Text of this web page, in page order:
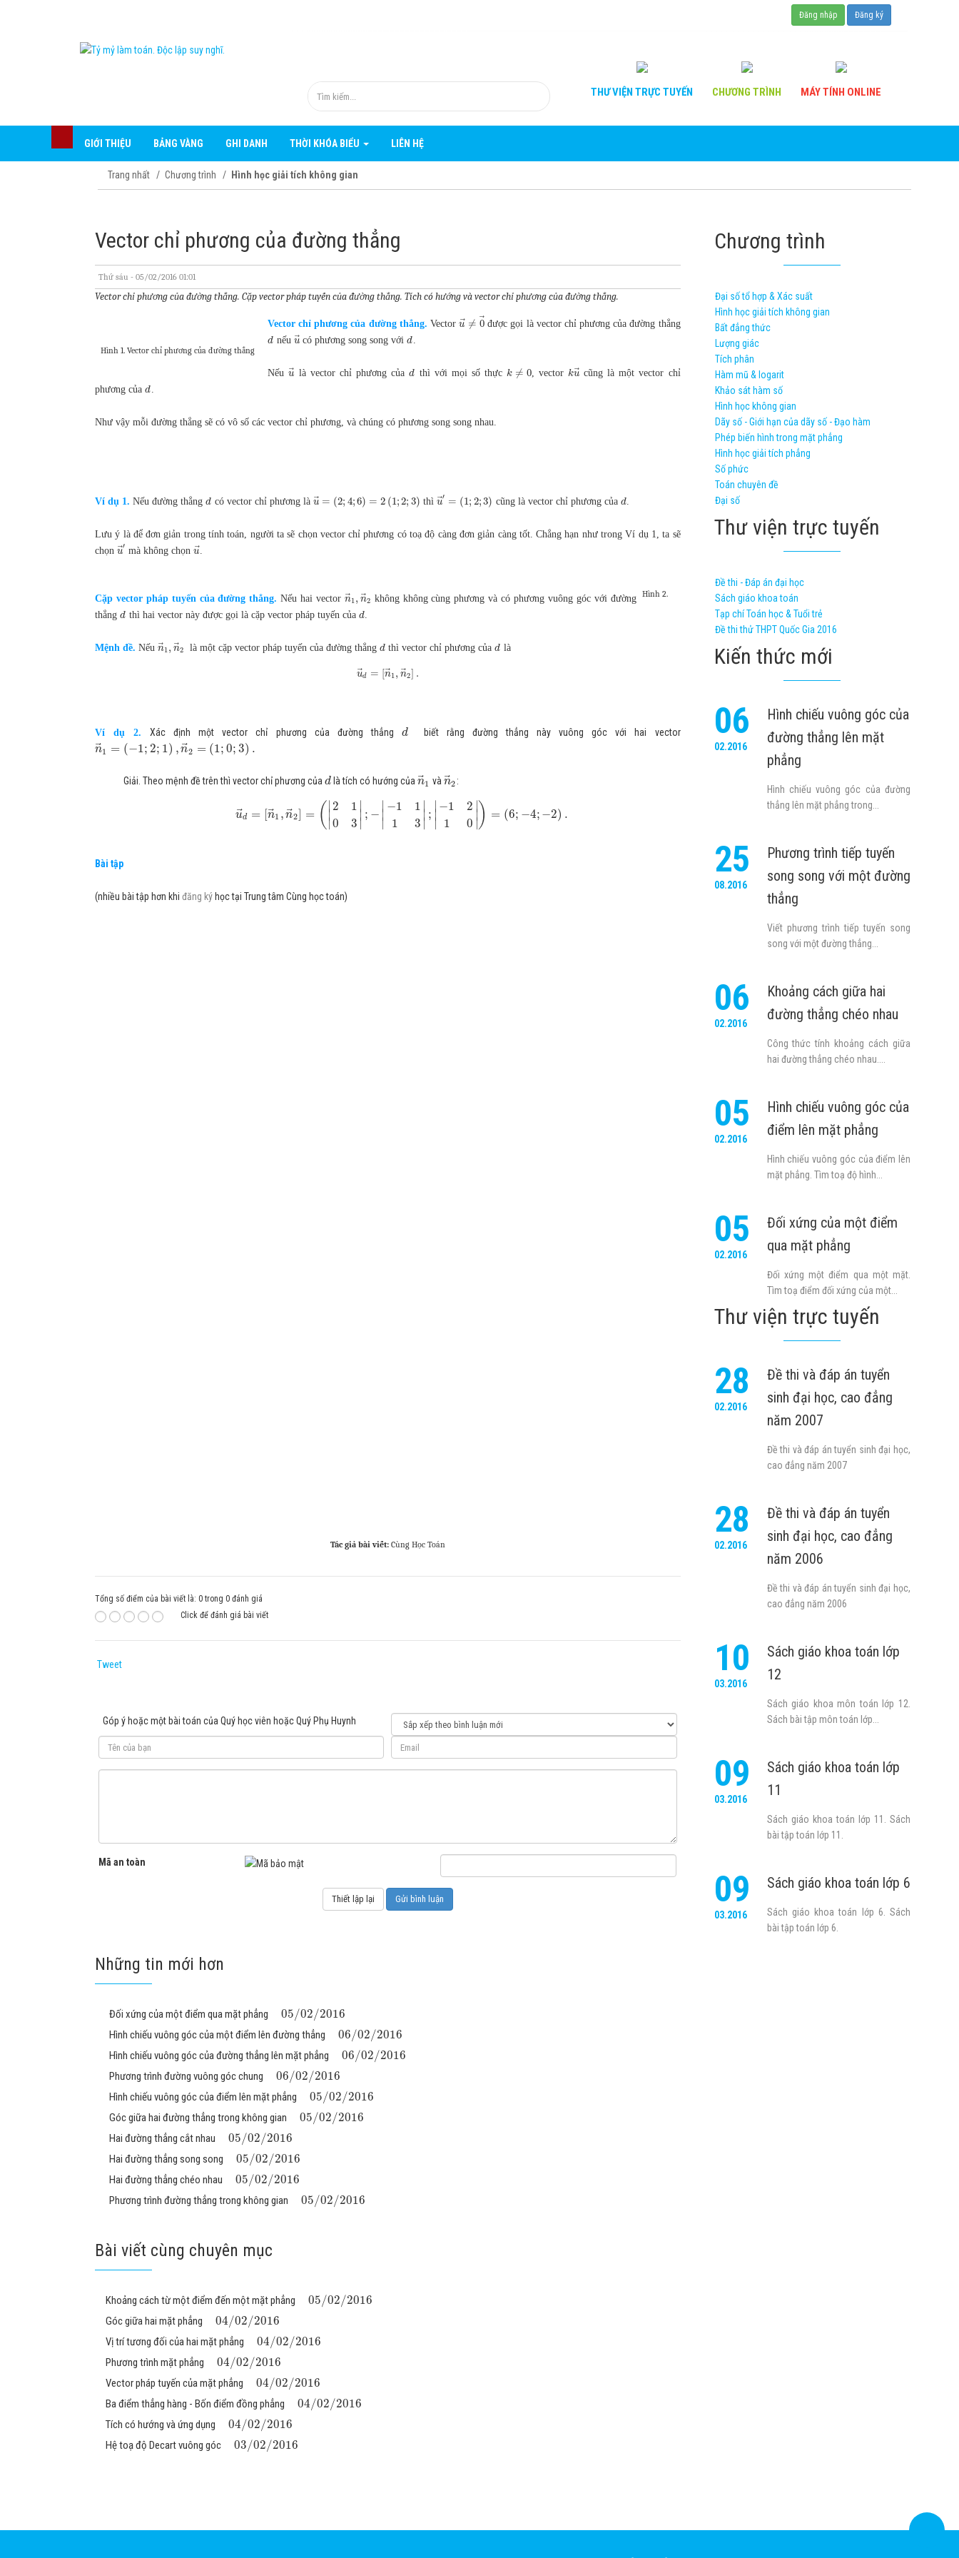
Đăng nhập Đăng ký
THƯ VIỆN TRỰC TUYẾN CHƯƠNG TRÌNH MÁY TÍNH ONLINE
GIỚI THIỆU BẢNG VÀNG GHI DANH THỜI KHÓA BIỂU LIÊN HỆ
Trang nhất Chương trình Hình học giải tích không gian
Vector chỉ phương của đường thẳng
Thứ sáu - 05/02/2016 01:01
Vector chỉ phương của đường thẳng. Cặp vector pháp tuyến của đường thẳng. Tích có hướng và vector chỉ phương của đường thẳng.
Hình 1. Vector chỉ phương của đường thẳng
Vector chỉ phương của đường thẳng. Vectoru⃗ ≠ 0 được gọi là vector chỉ phương của đường thẳng
d nếu u⃗ có phương song song vớid.
Nếuu là vector chỉ phương củad thì với mọi số thực k ≠ 0, vectorku cũng là một vector chỉ
phương của d.
Như vậy mỗi đường thẳng sẽ có vô số các vector chỉ phương, và chúng có phương song song nhau.
Ví dụ 1. Nếu đường thẳng d có vector chỉ phương là u⃗ = (2; 4;6) = 2 (1;2; 3) thì u⃗′ = (1; 2;3) cũng là vector chỉ phương của d.
Lưu ý là để đơn giản trong tính toán, người ta sẽ chọn vector chỉ phương có toạ độ càng đơn giản càng tốt. Chẳng hạn như trong Ví dụ 1, ta sẽ
chọn u⃗′ mà không chọnu⃗.
Hình 2.
Cặp vector pháp tuyến của đường thẳng. Nếu hai vector n⃗1, n⃗2 không không cùng phương và có phương vuông góc với đường
thẳng d thì hai vector này được gọi là cặp vector pháp tuyến của d.
Mệnh đề. Nếu n⃗1, n⃗2 là một cặp vector pháp tuyến của đường thẳng d thì vector chỉ phương củad là
u⃗d = [n⃗1, n⃗2] .
Ví dụ 2. Xác định một vector chỉ phương của đường thẳng dbiết rằng đường thẳng này vuông góc với hai vector
n⃗1 = (−1; 2; 1) , n⃗2 = (1; 0; 3) .
Giải. Theo mệnh đề trên thì vector chỉ phương của d là tích có hướng củan⃗1 vàn⃗2 :
u⃗d = [n⃗1 , n⃗2] = ( ∣
∣
∣
2
0
1
3
∣
∣
∣ ; −
∣
∣
∣
−1
1
1
3
∣
∣
∣ ;
∣
∣
∣
−1
1
2
0
∣
∣
∣ ) = (6; −4; −2) .
Bài tập
(nhiều bài tập hơn khi đăng ký học tại Trung tâm Cùng học toán)
Tác giả bài viết: Cùng Học Toán
Tổng số điểm của bài viết là: 0 trong 0 đánh giá
Click để đánh giá bài viết
Tweet
Góp ý hoặc một bài toán của Quý học viên hoặc Quý Phụ Huynh
Mã an toàn
Những tin mới hơn
Đối xứng của một điểm qua mặt phẳng 05/02/2016
Hình chiếu vuông góc của một điểm lên đường thẳng 06/02/2016
Hình chiếu vuông góc của đường thẳng lên mặt phẳng 06/02/2016
Phương trình đường vuông góc chung 06/02/2016
Hình chiếu vuông góc của điểm lên mặt phẳng 05/02/2016
Góc giữa hai đường thẳng trong không gian 05/02/2016
Hai đường thẳng cắt nhau 05/02/2016
Hai đường thẳng song song 05/02/2016
Hai đường thẳng chéo nhau 05/02/2016
Phương trình đường thẳng trong không gian 05/02/2016
Bài viết cùng chuyên mục
Khoảng cách từ một điểm đến một mặt phẳng 05/02/2016
Góc giữa hai mặt phẳng 04/02/2016
Vị trí tương đối của hai mặt phẳng 04/02/2016
Phương trình mặt phẳng 04/02/2016
Vector pháp tuyến của mặt phẳng 04/02/2016
Ba điểm thẳng hàng - Bốn điểm đồng phẳng 04/02/2016
Tích có hướng và ứng dụng 04/02/2016
Hệ toạ độ Decart vuông góc 03/02/2016
Chương trình
Đại số tổ hợp & Xác suất
Hình học giải tích không gian
Bất đẳng thức
Lượng giác
Tích phân
Hàm mũ & logarit
Khảo sát hàm số
Hình học không gian
Dãy số - Giới hạn của dãy số - Đạo hàm
Phép biến hình trong mặt phẳng
Hình học giải tích phẳng
Số phức
Toán chuyên đề
Đại số
Thư viện trực tuyến
Đề thi - Đáp án đại học
Sách giáo khoa toán
Tạp chí Toán học & Tuổi trẻ
Đề thi thử THPT Quốc Gia 2016
Kiến thức mới
06
02.2016
Hình chiếu vuông góc của
đường thẳng lên mặt
phẳng
Hình chiếu vuông góc của đường
thẳng lên mặt phẳng trong...
25
08.2016
Phương trình tiếp tuyến
song song với một đường
thẳng
Viết phương trình tiếp tuyến song
song với một đường thẳng...
06
02.2016
Khoảng cách giữa hai
đường thẳng chéo nhau
Công thức tính khoảng cách giữa
hai đường thẳng chéo nhau....
05
02.2016
Hình chiếu vuông góc của
điểm lên mặt phẳng
Hình chiếu vuông góc của điểm lên
mặt phẳng. Tìm toạ độ hình...
05
02.2016
Đối xứng của một điểm
qua mặt phẳng
Đối xứng một điểm qua một mặt.
Tìm toạ điểm đối xứng của một...
Thư viện trực tuyến
28
02.2016
Đề thi và đáp án tuyển
sinh đại học, cao đẳng
năm 2007
Đề thi và đáp án tuyển sinh đại học,
cao đẳng năm 2007
28
02.2016
Đề thi và đáp án tuyển
sinh đại học, cao đẳng
năm 2006
Đề thi và đáp án tuyển sinh đại học,
cao đẳng năm 2006
10
03.2016
Sách giáo khoa toán lớp
12
Sách giáo khoa môn toán lớp 12.
Sách bài tập môn toán lớp...
09
03.2016
Sách giáo khoa toán lớp
11
Sách giáo khoa toán lớp 11. Sách
bài tập toán lớp 11.
09
03.2016
Sách giáo khoa toán lớp 6
Sách giáo khoa toán lớp 6. Sách
bài tập toán lớp 6.